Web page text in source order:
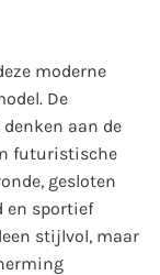
moderne
De
aan de
futuristische
gesloten
en sportief
stijlvol, maar